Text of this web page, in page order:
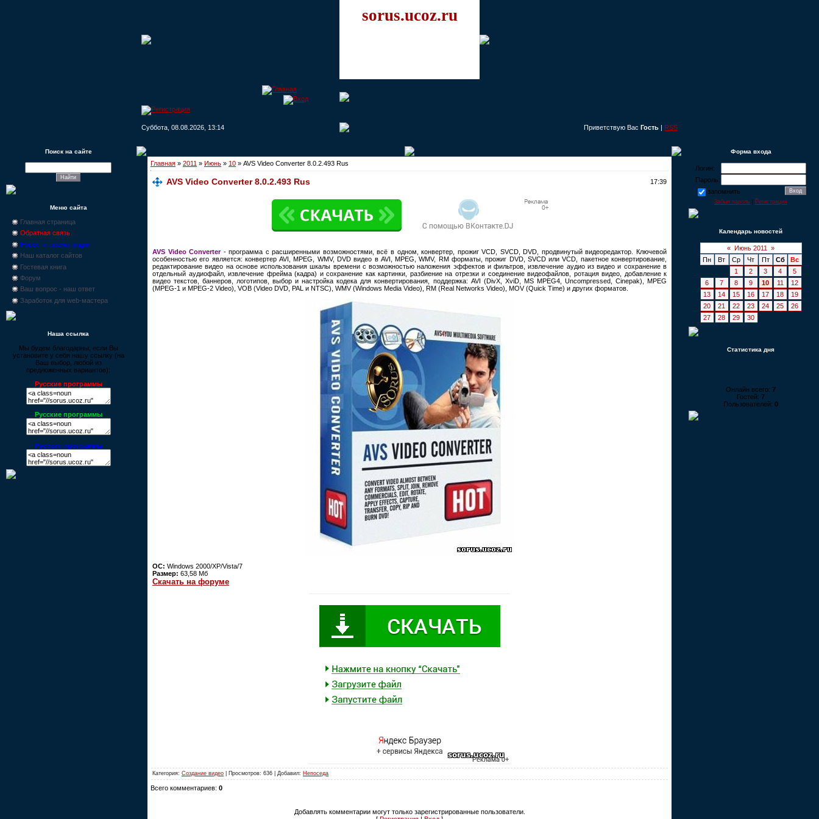
sorus.ucoz.ru
Суббота, 08.08.2026, 13:14 Приветствую Вас Гость | RSS
Поиск на сайте
Меню сайта
Главная страница
Обратная связь
Новости, промо-акции
Наш каталог сайтов
Гостевая книга
Форум
Ваш вопрос - наш ответ
Заработок для web-мастера
Наша ссылка
Мы будем благодарны, если Вы
установите у себя нашу ссылку (на
Ваш выбор, любой из
предложенных вариантов):
Русские программы
Русские программы
Русские программы
Главная » 2011 » Июнь » 10 » AVS Video Converter 8.0.2.493 Rus
AVS Video Converter 8.0.2.493 Rus 17:39
AVS Video Converter- программа с расширенными возможностями, всё в одном, конвертер, прожиг VCD, SVCD, DVD, продвинутый видеоредактор. Ключевой
особенностью его является: конвертер AVI, MPEG, WMV, DVD видео в AVI, MPEG, WMV, RM форматы, прожиг DVD, SVCD или VCD, пакетное конвертирование,
редактирование видео на основе использования шкалы времени с возможностью наложения эффектов и фильтров, извлечение аудио из видео и сохранение в
отдельный аудиофайл, извлечение фрейма (кадра) и сохранение как картинки, разбиение на отрезки и соединение видеофайлов, ротация видео, добавление к
видео текстов, баннеров, логотипов, выбор и настройка кодека для конвертирования, поддержка: AVI (DivX, XviD, MS MPEG4, Uncompressed, Cinepak), MPEG
(MPEG-1 и MPEG-2 Video), VOB (Video DVD, PAL и NTSC), WMV (Windows Media Video), RM (Real Networks Video), MOV (Quick Time) и других форматов.
ОС: Windows 2000/XP/Vista/7
Размер: 63,58 Мб
Скачать на форуме
Категория: Создание видео | Просмотров: 636 | Добавил: Непоседа
Всего комментариев: 0
Добавлять комментарии могут только зарегистрированные пользователи.
Форма входа
Логин:
Пароль:
запомнить
Забыл пароль Регистрация
Календарь новостей
« Июнь 2011
»
Пн
Вт Ср Чт Пт Сб
Вс
1
2 3 4
5
6
7 8 9 10 11
12
13
14 15 16 17 18
19
20
21 22 23 24 25
26
27
28 29 30
Статистика дня
Онлайн всего: 7
Гостей: 7
Пользователей: 0